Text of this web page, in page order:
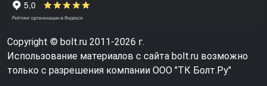
Copyright © bolt.ru 2011-2026 г.
Использование материалов с сайта bolt.ru возможно
только с разрешения компании ООО "ТК Болт.Ру"